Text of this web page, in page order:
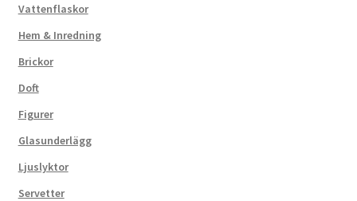
Vattenflaskor
Hem & Inredning
Brickor
Doft
Figurer
Glasunderlägg
Ljuslyktor
Servetter